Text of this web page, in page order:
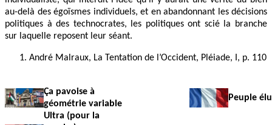
au-delà des égoïsmes individuels, et en abandonnant les décisions
politiques à des technocrates, les politiques ont scié la branche
sur laquelle reposent leur séant.
André Malraux, La Tentation de l’Occident, Pléiade, I, p. 110
Ça pavoise à
géométrie variable
Peuple élu
Ultra (pour la